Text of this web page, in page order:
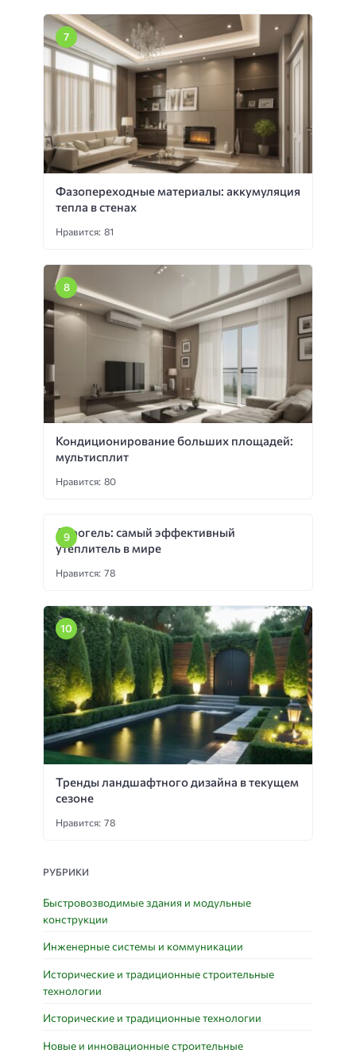
Фазопереходные материалы: аккумуляция
тепла в стенах
Нравится: 81
Кондиционирование больших площадей:
мультисплит
Нравится: 80
Аэрогель: самый эффективный
утеплитель в мире
Нравится: 78
Тренды ландшафтного дизайна в текущем
сезоне
Нравится: 78
РУБРИКИ
Быстровозводимые здания и модульные
конструкции
Инженерные системы и коммуникации
Исторические и традиционные строительные
технологии
Исторические и традиционные технологии
Новые и инновационные строительные